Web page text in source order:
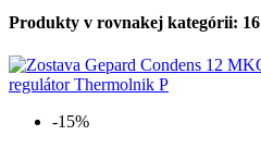
Produkty v rovnakej kategórii: 16
-15%